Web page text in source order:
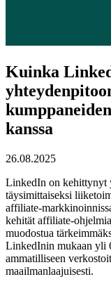
Kuinka
kanssa
26.08.2025
LinkedIn on kehittynyt
täysimittaiseksi
affiliate-
kehität affiliate-
muodostua
LinkedInin mukaan yli
ammatilliseen
maailmanlaajuisesti.